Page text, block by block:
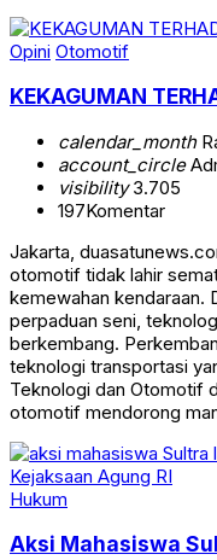
Opini Otomotif
KEKAGUMAN
calendar_month
account_circle
visibility3.705
197Komentar
Jakarta,
otomotif tidak lahir
kemewahan kendaraan.
perpaduan seni,
berkembang.
teknologi transportasi
Teknologi dan Otomotif
otomotif mendorong
Hukum
Aksi Mahasiswa